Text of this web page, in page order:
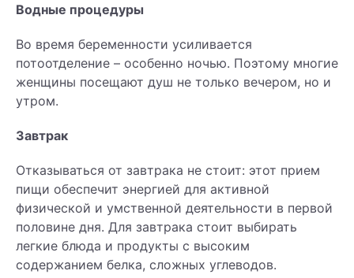
Водные процедуры
Во время беременности усиливается
потоотделение – особенно ночью. Поэтому многие
женщины посещают душ не только вечером, но и
утром.
Завтрак
Отказываться от завтрака не стоит: этот прием
пищи обеспечит энергией для активной
физической и умственной деятельности в первой
половине дня. Для завтрака стоит выбирать
легкие блюда и продукты с высоким
содержанием белка, сложных углеводов.